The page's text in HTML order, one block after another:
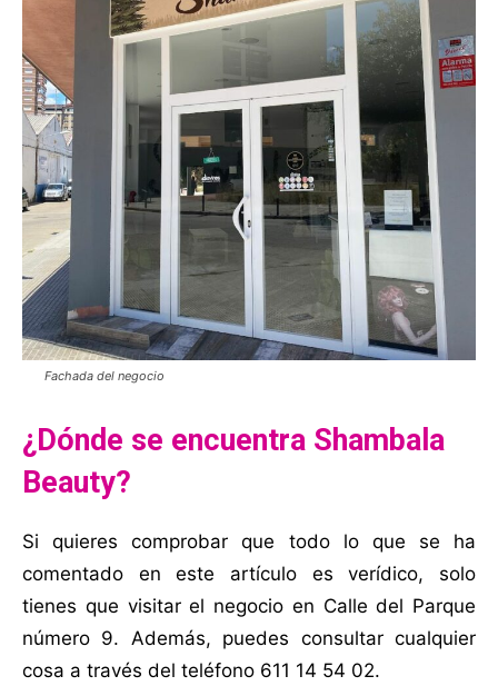
Fachada del negocio
¿Dónde se encuentra Shambala
Beauty?
Si quieres comprobar que todo lo que se ha
comentado en este artículo es verídico, solo
tienes que visitar el negocio en Calle del Parque
número 9. Además, puedes consultar cualquier
cosa a través del teléfono 611 14 54 02.